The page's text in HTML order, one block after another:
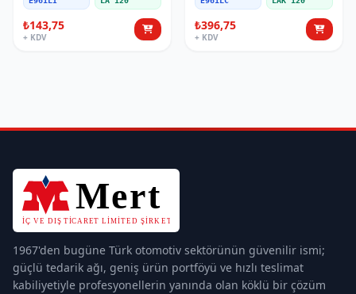
₺143,75
+ KDV
₺396,75
+ KDV
1967'den bugüne Türk otomotiv sektörünün güvenilir ismi;
güçlü tedarik ağı, geniş ürün portföyü ve hızlı teslimat
kabiliyetiyle profesyonellerin yanında olan köklü bir çözüm